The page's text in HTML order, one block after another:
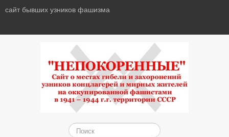
сайт бывших узников фашизма